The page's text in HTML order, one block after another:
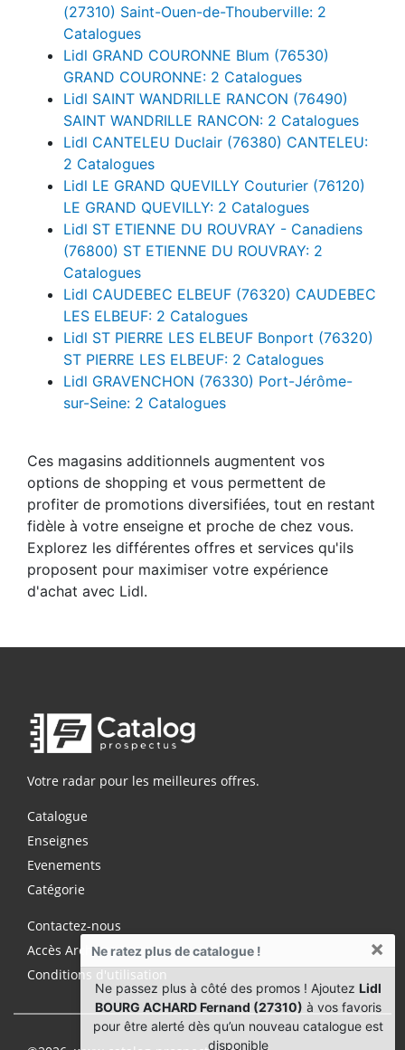
Ne ratez plus de catalogue ! ×
Ne passez plus à côté des promos ! Ajoutez Lidl
BOURG ACHARD Fernand (27310) à vos favoris
pour être alerté dès qu’un nouveau catalogue est
disponible
(27310) Saint-Ouen-de-Thouberville: 2
Catalogues
Lidl GRAND COURONNE Blum (76530)
GRAND COURONNE: 2 Catalogues
Lidl SAINT WANDRILLE RANCON (76490)
SAINT WANDRILLE RANCON: 2 Catalogues
Lidl CANTELEU Duclair (76380) CANTELEU:
2 Catalogues
Lidl LE GRAND QUEVILLY Couturier (76120)
LE GRAND QUEVILLY: 2 Catalogues
Lidl ST ETIENNE DU ROUVRAY - Canadiens
(76800) ST ETIENNE DU ROUVRAY: 2
Catalogues
Lidl CAUDEBEC ELBEUF (76320) CAUDEBEC
LES ELBEUF: 2 Catalogues
Lidl ST PIERRE LES ELBEUF Bonport (76320)
ST PIERRE LES ELBEUF: 2 Catalogues
Lidl GRAVENCHON (76330) Port-Jérôme-
sur-Seine: 2 Catalogues
Ces magasins additionnels augmentent vos
options de shopping et vous permettent de
profiter de promotions diversifiées, tout en restant
fidèle à votre enseigne et proche de chez vous.
Explorez les différentes offres et services qu'ils
proposent pour maximiser votre expérience
d'achat avec Lidl.
Votre radar pour les meilleures offres.
Catalogue
Enseignes
Evenements
Catégorie
Contactez-nous
Accès Archives Premium
Conditions d'utilisation